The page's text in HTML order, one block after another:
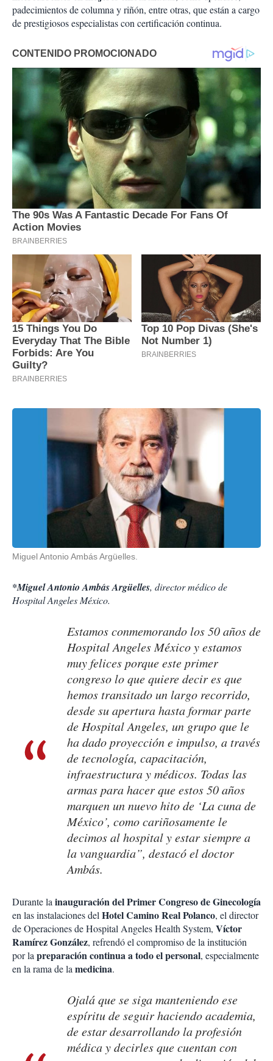
padecimientos de columna y riñón, entre otras, que están a cargo
de prestigiosos especialistas con certificación continua.
Miguel Antonio Ambás Argüelles.
*Miguel Antonio Ambás Argüelles, director médico de
Hospital Angeles México.
Estamos conmemorando los 50 años de
Hospital Angeles México y estamos
muy felices porque este primer
congreso lo que quiere decir es que
hemos transitado un largo recorrido,
desde su apertura hasta formar parte
de Hospital Angeles, un grupo que le
ha dado proyección e impulso, a través
de tecnología, capacitación,
infraestructura y médicos. Todas las
armas para hacer que estos 50 años
marquen un nuevo hito de ‘La cuna de
México’, como cariñosamente le
decimos al hospital y estar siempre a
la vanguardia”, destacó el doctor
Ambás.
Durante lainauguración del Primer Congreso de Ginecología
en las instalaciones delHotel Camino Real Polanco, el director
de Operaciones de Hospital Angeles Health System, Víctor
Ramírez González, refrendó el compromiso de la institución
por lapreparación continua a todo el personal, especialmente
en la rama de lamedicina.
Ojalá que se siga manteniendo ese
espíritu de seguir haciendo academia,
de estar desarrollando la profesión
médica y decirles que cuentan con